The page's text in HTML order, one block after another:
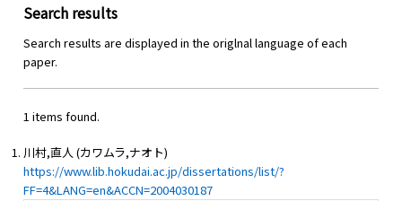
Search results
Search results are displayed in the origlnal language of each
paper.
1 items found.
川村,直人 (カワムラ,ナオト)
https://www.lib.hokudai.ac.jp/dissertations/list/?
FF=4&LANG=en&ACCN=2004030187